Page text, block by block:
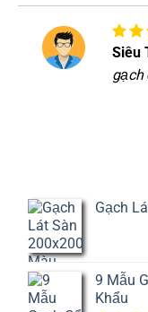
sao
sao
Siêu
gạch
Gạch
9 Mẫu
Khẩu